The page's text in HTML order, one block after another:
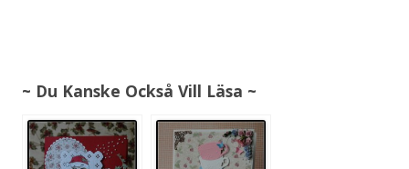
~ Du Kanske Också Vill Läsa ~